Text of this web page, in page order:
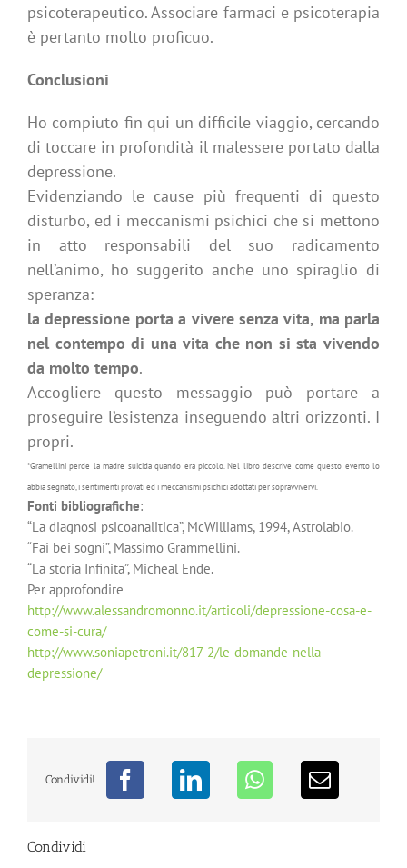
psicoterapeutico. Associare farmaci e psicoterapia
è pertanto molto proficuo.
Conclusioni
Ho compiuto fin qui un difficile viaggio, cercando
di toccare in profondità il malessere portato dalla
depressione.
Evidenziando le cause più frequenti di questo
disturbo, ed i meccanismi psichici che si mettono
in atto responsabili del suo radicamento
nell’animo, ho suggerito anche uno spiraglio di
speranza:
la depressione porta a vivere senza vita, ma parla
nel contempo di una vita che non si sta vivendo
da molto tempo.
Accogliere questo messaggio può portare a
proseguire l’esistenza inseguendo altri orizzonti. I
propri.
*Gramellini perde la madre suicida quando era piccolo. Nel libro descrive come questo evento lo
abbia segnato, i sentimenti provati ed i meccanismi psichici adottati per sopravvivervi.
Fonti bibliografiche:
“La diagnosi psicoanalitica”, McWilliams, 1994, Astrolabio.
“Fai bei sogni”, Massimo Grammellini.
“La storia Infinita”, Micheal Ende.
Per approfondire
http://www.alessandromonno.it/articoli/depressione-cosa-e-
come-si-cura/
http://www.soniapetroni.it/817-2/le-domande-nella-
depressione/
Condividi!
Condividi